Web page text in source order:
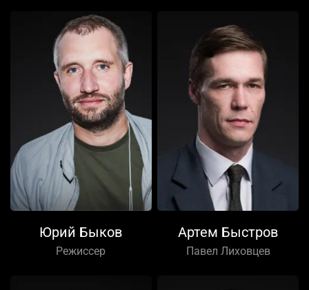
Юрий Быков
Режиссер
Артем Быстров
Павел Лиховцев